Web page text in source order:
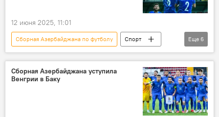
12 июня 2025, 11:01
Сборная Азербайджана по футболу
Спорт
Азербайджан
Венгрия
Футбол
национальная команда
Товарищеский матч
Фернанду Сантуш
Еще 6
Сборная Азербайджана уступила
Венгрии в Баку